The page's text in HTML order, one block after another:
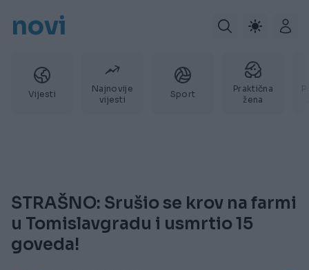
novi
Vijesti
Najnovije
vijesti
Sport
Praktična
žena
STRAŠNO: Srušio se krov na farmi
u Tomislavgradu i usmrtio 15
goveda!